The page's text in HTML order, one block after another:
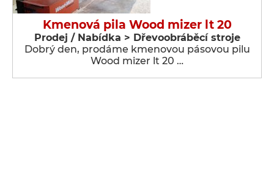
Kmenová pila Wood mizer lt 20
Prodej / Nabídka > Dřevoobráběcí stroje
Dobrý den, prodáme kmenovou pásovou pilu
Wood mizer lt 20 …